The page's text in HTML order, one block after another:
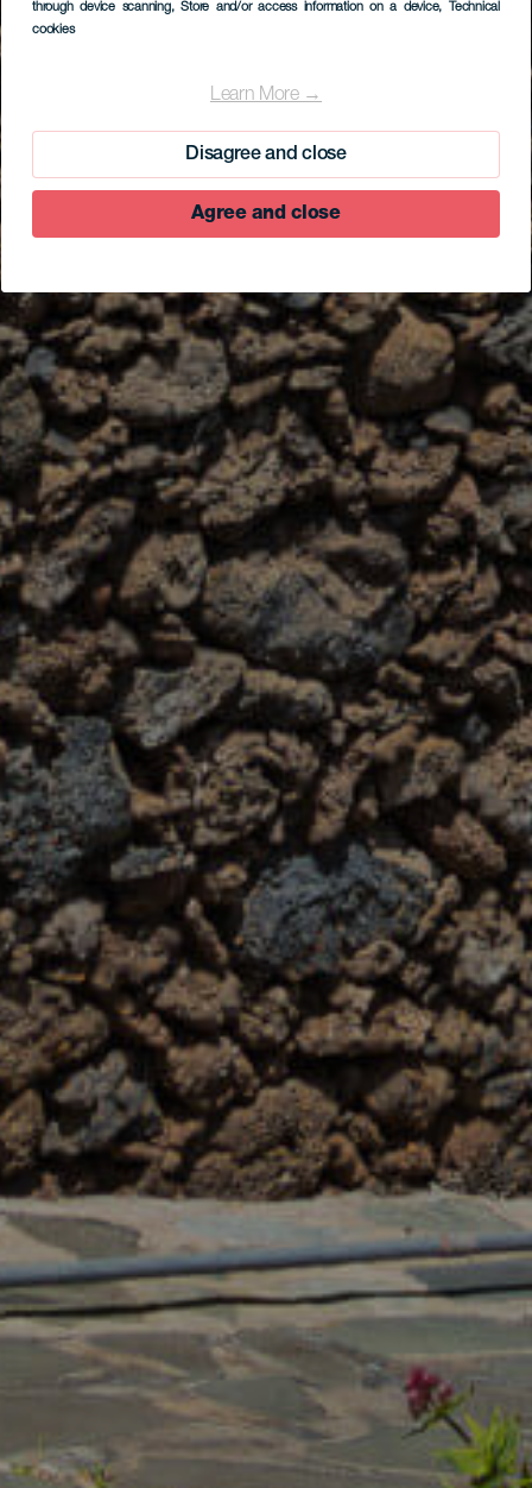
through device scanning, Store and/or access information on a device, Technical
cookies
Learn More →
Disagree and close
Agree and close